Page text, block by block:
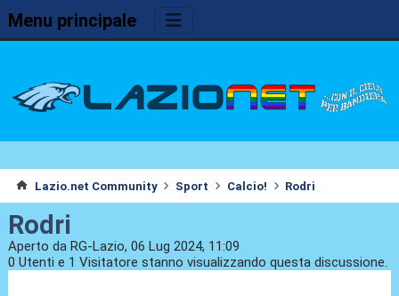
Menu principale
Lazio.net Community Sport Calcio! Rodri
Rodri
Aperto da RG-Lazio, 06 Lug 2024, 11:09
0 Utenti e 1 Visitatore stanno visualizzando questa discussione.